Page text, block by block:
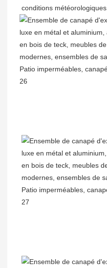
conditions météorologiques.